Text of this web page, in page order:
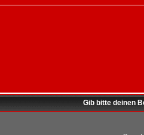
Gib bitte deinen